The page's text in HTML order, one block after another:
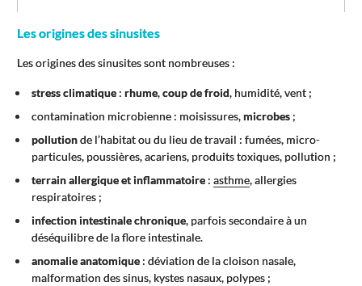
Les origines des sinusites
Les origines des sinusites sont nombreuses :
stress climatique: rhume,coup de froid, humidité, vent ;
contamination microbienne : moisissures,microbes;
pollutionde l’habitat ou du lieu de travail : fumées, micro-
particules, poussières, acariens, produits toxiques, pollution ;
terrain allergique et inflammatoire: asthme, allergies
respiratoires ;
infection intestinale chronique, parfois secondaire à un
déséquilibre de la flore intestinale.
anomalie anatomique: déviation de la cloison nasale,
malformation des sinus, kystes nasaux, polypes ;